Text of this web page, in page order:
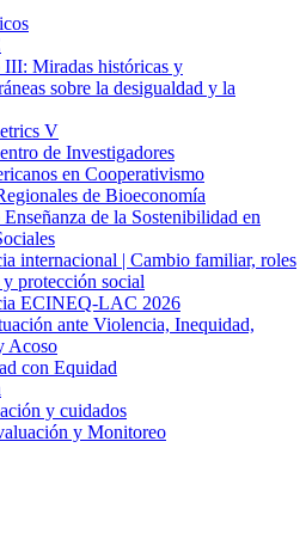
III: Miradas históricas y
sobre la desigualdad y la
V
de Investigadores
en Cooperativismo
de Bioeconomía
de la Sostenibilidad en
internacional | Cambio familiar, roles
y protección social
ECINEQ-LAC 2026
ante Violencia, Inequidad,
Acoso
con Equidad
y cuidados
y Monitoreo